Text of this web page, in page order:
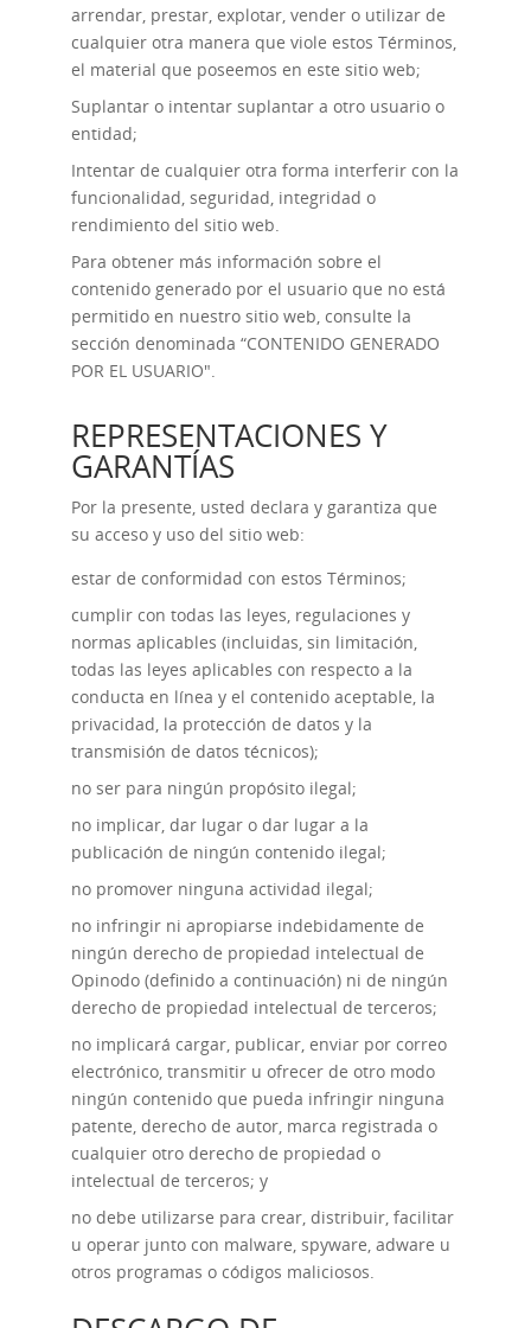
arrendar, prestar, explotar, vender o utilizar de
cualquier otra manera que viole estos Términos,
el material que poseemos en este sitio web;
Suplantar o intentar suplantar a otro usuario o
entidad;
Intentar de cualquier otra forma interferir con la
funcionalidad, seguridad, integridad o
rendimiento del sitio web.
Para obtener más información sobre el
contenido generado por el usuario que no está
permitido en nuestro sitio web, consulte la
sección denominada “CONTENIDO GENERADO
POR EL USUARIO".
REPRESENTACIONES Y
GARANTÍAS
Por la presente, usted declara y garantiza que
su acceso y uso del sitio web:
estar de conformidad con estos Términos;
cumplir con todas las leyes, regulaciones y
normas aplicables (incluidas, sin limitación,
todas las leyes aplicables con respecto a la
conducta en línea y el contenido aceptable, la
privacidad, la protección de datos y la
transmisión de datos técnicos);
no ser para ningún propósito ilegal;
no implicar, dar lugar o dar lugar a la
publicación de ningún contenido ilegal;
no promover ninguna actividad ilegal;
no infringir ni apropiarse indebidamente de
ningún derecho de propiedad intelectual de
Opinodo (definido a continuación) ni de ningún
derecho de propiedad intelectual de terceros;
no implicará cargar, publicar, enviar por correo
electrónico, transmitir u ofrecer de otro modo
ningún contenido que pueda infringir ninguna
patente, derecho de autor, marca registrada o
cualquier otro derecho de propiedad o
intelectual de terceros; y
no debe utilizarse para crear, distribuir, facilitar
u operar junto con malware, spyware, adware u
otros programas o códigos maliciosos.